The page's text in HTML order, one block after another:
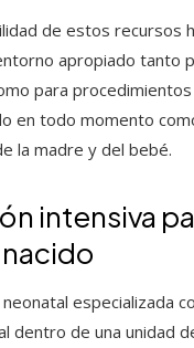
de estos recursos
apropiado tanto
para
en todo momento
la madre y del bebé.
intensiva
neonatal especializada
dentro de una unidad